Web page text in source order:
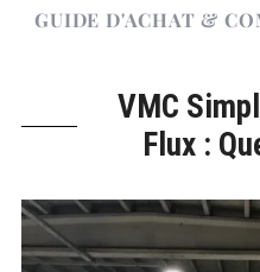
GUIDE D'ACHAT &
VMC
Flux :